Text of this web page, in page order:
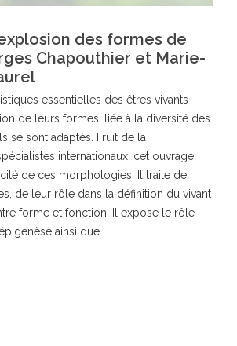
des formes de
Chapouthier et Marie-
essentielles des êtres vivants
de leurs formes, liée à la diversité des
se sont adaptés. Fruit de la
internationaux, cet ouvrage
de ces morphologies. Il traite de
de leur rôle dans la définition du vivant
forme et fonction. Il expose le rôle
ainsi que